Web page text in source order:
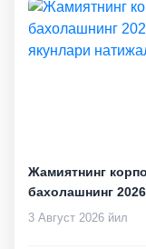
Жамиятнинг
бахолашнинг
3 Август 2026 йил